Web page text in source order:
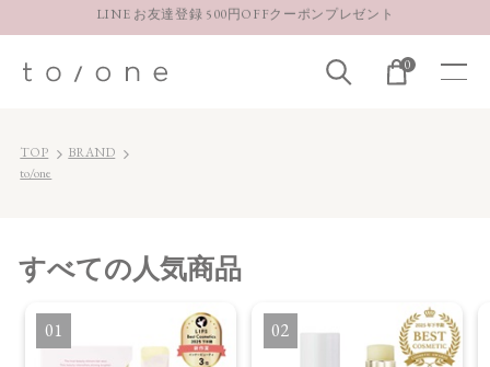
【重要】お盆期間中のお問い合わせと商品配送に関しまして
LINE お友達登録 500円OFFクーポンプレゼント
0
TOP
BRAND
to/one
すべての人気商品
1 2